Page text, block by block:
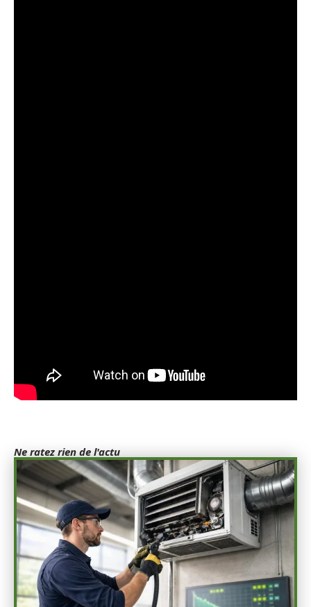
Ne ratez rien de l'actu